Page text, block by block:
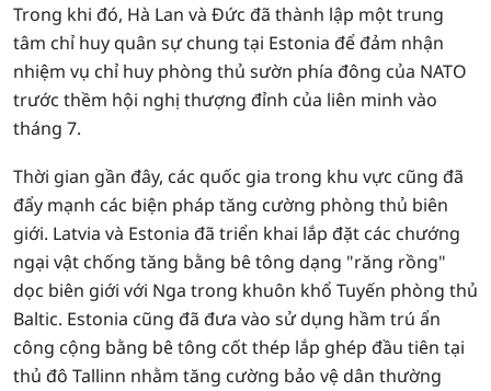
Trong khi đó, Hà Lan và Đức đã thành lập một trung
tâm chỉ huy quân sự chung tại Estonia để đảm nhận
nhiệm vụ chỉ huy phòng thủ sườn phía đông của NATO
trước thềm hội nghị thượng đỉnh của liên minh vào
tháng 7.
Thời gian gần đây, các quốc gia trong khu vực cũng đã
đẩy mạnh các biện pháp tăng cường phòng thủ biên
giới. Latvia và Estonia đã triển khai lắp đặt các chướng
ngại vật chống tăng bằng bê tông dạng "răng rồng"
dọc biên giới với Nga trong khuôn khổ Tuyến phòng thủ
Baltic. Estonia cũng đã đưa vào sử dụng hầm trú ẩn
công cộng bằng bê tông cốt thép lắp ghép đầu tiên tại
thủ đô Tallinn nhằm tăng cường bảo vệ dân thường